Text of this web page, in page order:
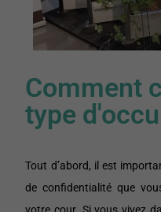
Comment
type
Tout d’abord, il est
de confidentialité que